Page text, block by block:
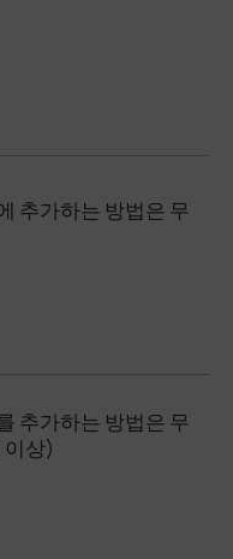
추가하는 방법은 무
추가하는 방법은 무
이상)